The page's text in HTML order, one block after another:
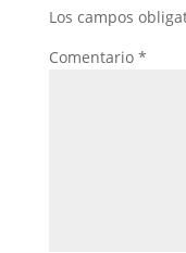
Los campos
Comentario *